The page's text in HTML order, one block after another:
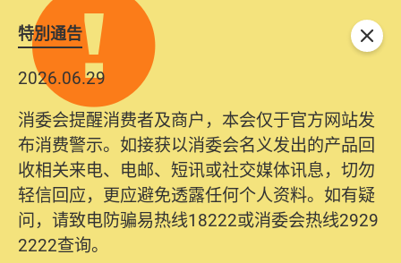
特別通告
2026.06.29
消委会提醒消费者及商户，本会仅于官方网站发
布消费警示。如接获以消委会名义发出的产品回
收相关来电、电邮、短讯或社交媒体讯息，切勿
轻信回应，更应避免透露任何个人资料。如有疑
问，请致电防骗易热线18222或消委会热线2929
2222查询。
关闭